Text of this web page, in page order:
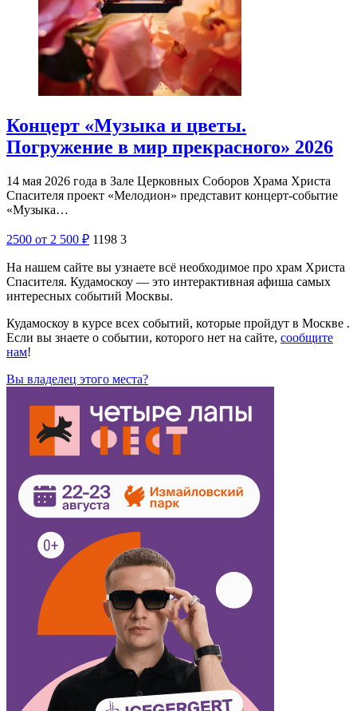
Концерт «Музыка и цветы.
Погружение в мир прекрасного» 2026
14 мая 2026 года в Зале Церковных Соборов Храма Христа
Спасителя проект «Мелодион» представит концерт-событие
«Музыка…
2500 от 2 500 ₽ 1198 3
На нашем сайте вы узнаете всё необходимое про храм Христа
Спасителя. Кудамоскоу — это интерактивная афиша самых
интересных событий Москвы.
Кудамоскоу в курсе всех событий, которые пройдут в Москве .
Если вы знаете о событии, которого нет на сайте, сообщите
нам!
Вы владелец этого места?